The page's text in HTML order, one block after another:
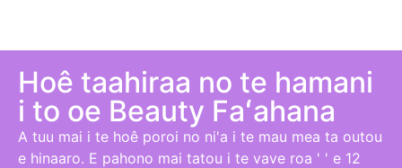
Hoê taahiraa no te hamani
i to oe Beauty Faʻahana
A tuu mai i te hoê poroi no ni'a i te mau mea ta outou
e hinaaro. E pahono mai tatou i te vave roa ' ' e 12